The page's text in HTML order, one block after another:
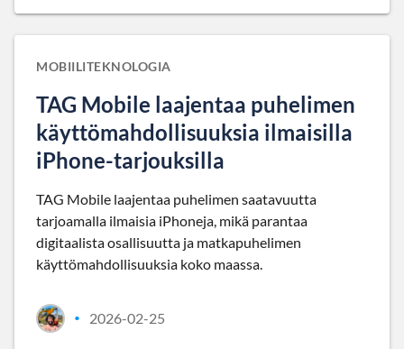
MOBIILITEKNOLOGIA
TAG Mobile laajentaa puhelimen
käyttömahdollisuuksia ilmaisilla
iPhone-tarjouksilla
TAG Mobile laajentaa puhelimen saatavuutta
tarjoamalla ilmaisia iPhoneja, mikä parantaa
digitaalista osallisuutta ja matkapuhelimen
käyttömahdollisuuksia koko maassa.
• 2026-02-25